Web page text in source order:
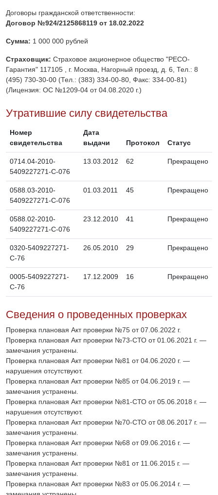
Договоры гражданской ответственности:
Договор №924/2125868119 от 18.02.2022
Сумма: 1 000 000 рублей
Страховщик: Страховое акционерное общество "РЕСО-
Гарантия" 117105 , г. Москва, Нагорный проезд, д. 6, Тел.: 8
(495) 730-30-00 (Тел.: (383) 334-00-80, Факс: 334-00-81)
(Лицензия: ОС №1209-04 от 04.08.2020 г.)
Утратившие силу свидетельства
Номер
свидетельства
Дата
выдачи
Протокол Статус
0714.04-2010-
5409227271-С-076
13.03.2012 62 Прекращено
0588.03-2010-
5409227271-С-076
01.03.2011 45 Прекращено
0588.02-2010-
5409227271-С-076
23.12.2010 41 Прекращено
0320-5409227271-
С-76
26.05.2010 29 Прекращено
0005-5409227271-
С-76
17.12.2009 16 Прекращено
Сведения о проведенных проверках
Проверка плановая Акт проверки №75 от 07.06.2022 г.
Проверка плановая Акт проверки №73-СТО от 01.06.2021 г. —
замечания устранены.
Проверка плановая Акт проверки №81 от 04.06.2020 г. —
нарушения отсутствуют.
Проверка плановая Акт проверки №85 от 04.06.2019 г. —
замечания устранены.
Проверка плановая Акт проверки №81-СТО от 05.06.2018 г. —
нарушения отсутствуют.
Проверка плановая Акт проверки №70-СТО от 08.06.2017 г. —
замечания устранены.
Проверка плановая Акт проверки №68 от 09.06.2016 г. —
замечания устранены.
Проверка плановая Акт проверки №81 от 11.06.2015 г. —
замечания устранены.
Проверка плановая Акт проверки №83 от 05.06.2014 г. —